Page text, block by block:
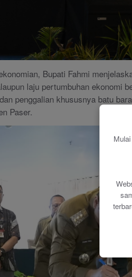
Bupati Fahmi
laju pertumbuhan ekonomi
penggalian khususnya batu
Paser.